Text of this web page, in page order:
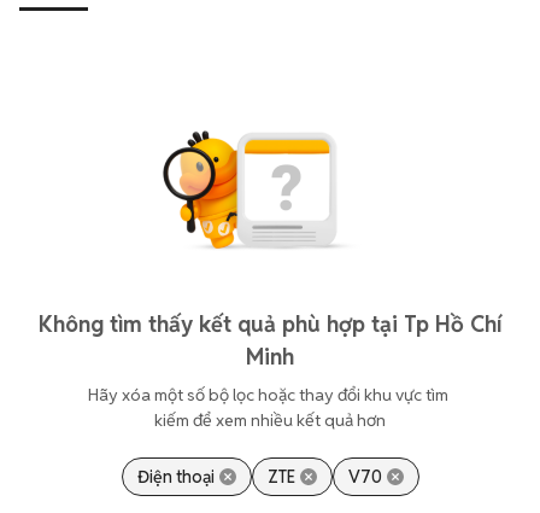
Không tìm thấy kết quả phù hợp tại Tp Hồ Chí
Minh
Hãy xóa một số bộ lọc hoặc thay đổi khu vực tìm
kiếm để xem nhiều kết quả hơn
Điện thoại ZTE V70